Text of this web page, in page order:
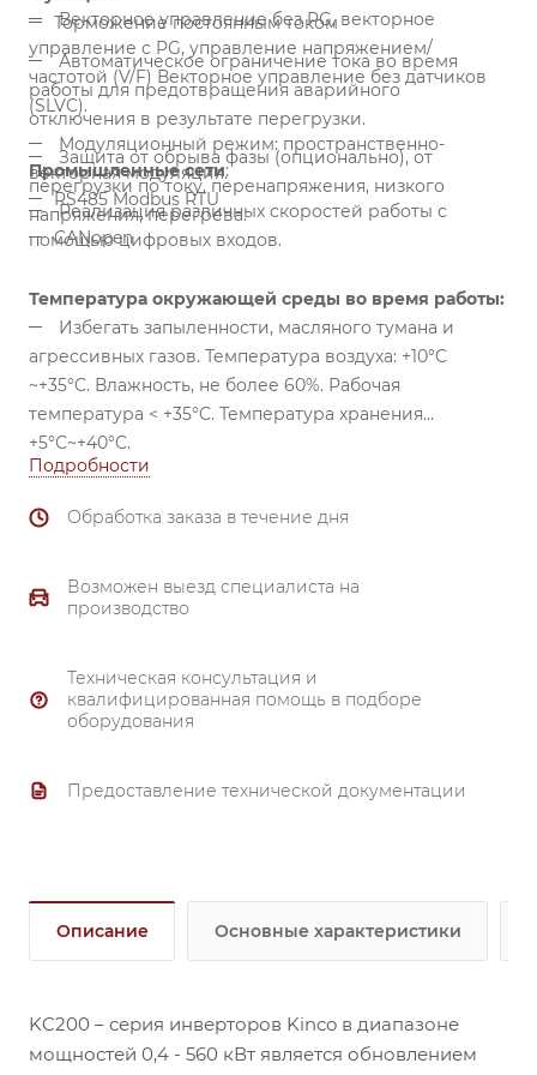
Векторное управление без PG, векторное
управление с PG, управление напряжением/
частотой (V/F) Векторное управление без датчиков
(SLVC).
Модуляционный режим: пространственно-
векторная модуляция.
Реализация различных скоростей работы с
помощью цифровых входов.
Торможение постоянным током
Автоматическое ограничение тока во время
работы для предотвращения аварийного
отключения в результате перегрузки.
Защита от обрыва фазы (опционально), от
перегрузки по току, перенапряжения, низкого
напряжения, перегрева.
Промышленные сети:
RS485 Modbus RTU
CANopen
Температура окружающей среды во время работы:
Избегать запыленности, масляного тумана и
агрессивных газов. Температура воздуха: +10°C
~+35°C. Влажность, не более 60%. Рабочая
температура < +35°C. Температура хранения
+5°С~+40°C.
Подробности
Обработка заказа в течение дня
Возможен выезд специалиста на
производство
Техническая консультация и
квалифицированная помощь в подборе
оборудования
Предоставление технической документации
Описание Основные характеристики
KC200 – серия инверторов Kinco в диапазоне
мощностей 0,4 - 560 кВт является обновлением